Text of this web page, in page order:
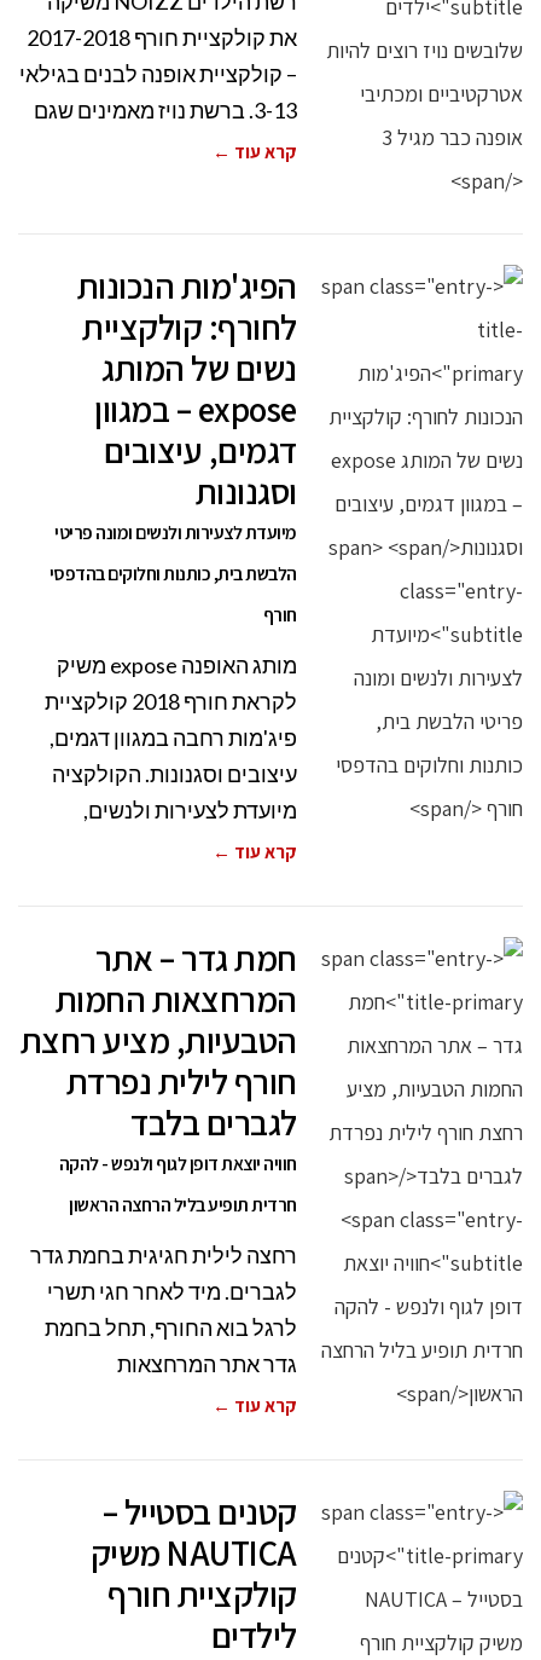
את קולקציית חורף 2017-2018
– קולקציית אופנה לבנים בגילאי
3-13. ברשת נויז מאמינים שגם
קרא עוד ←
הפיג'מות הנכונות
לחורף: קולקציית
נשים של המותג
expose – במגוון
דגמים, עיצובים
וסגנונות
מיועדת לצעירות ולנשים ומונה פריטי
הלבשת בית, כותנות וחלוקים בהדפסי
חורף
מותג האופנה expose משיק
לקראת חורף 2018 קולקציית
פיג'מות רחבה במגוון דגמים,
עיצובים וסגנונות. הקולקציה
מיועדת לצעירות ולנשים,
קרא עוד ←
חמת גדר – אתר
המרחצאות החמות
הטבעיות, מציע רחצת
חורף לילית נפרדת
לגברים בלבד
חוויה יוצאת דופן לגוף ולנפש - להקה
חרדית תופיע בליל הרחצה הראשון
רחצה לילית חגיגית בחמת גדר
לגברים. מיד לאחר חגי תשרי
לרגל בוא החורף, תחל בחמת
גדר אתר המרחצאות
קרא עוד ←
קטנים בסטייל –
NAUTICA משיק
קולקציית חורף
לילדים